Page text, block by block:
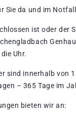
Sie da und im
ist oder der
Uhr.
sind innerhalb von
– 365 Tage im
bieten wir an: